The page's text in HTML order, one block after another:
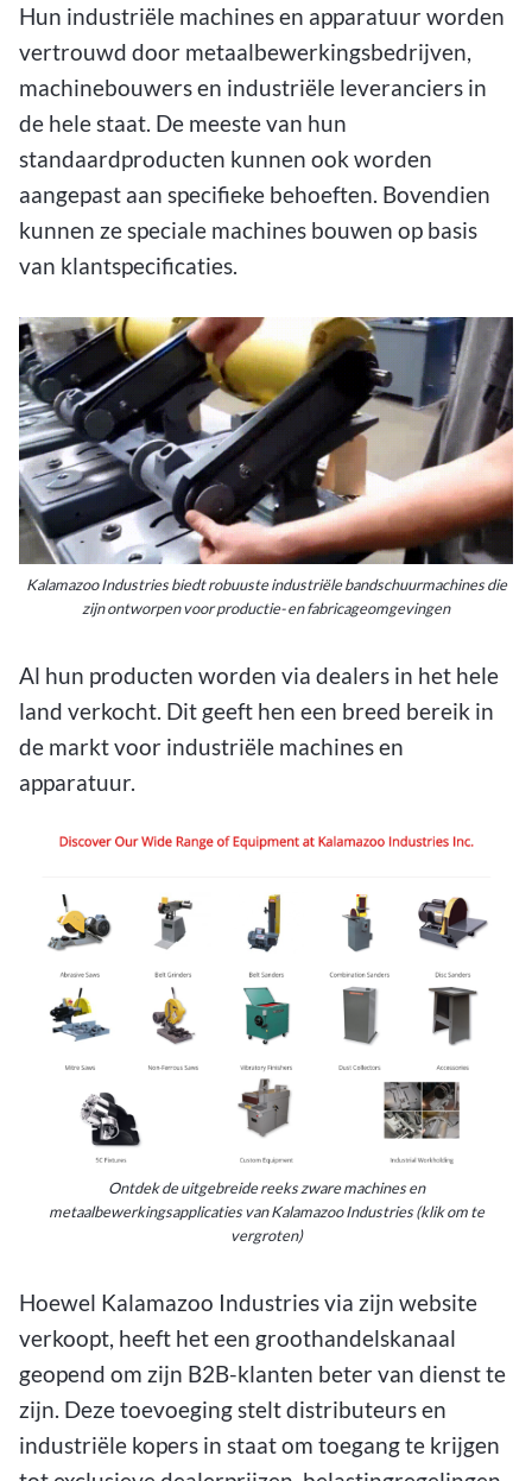
Hun industriële machines en apparatuur worden
vertrouwd door metaalbewerkingsbedrijven,
machinebouwers en industriële leveranciers in
de hele staat. De meeste van hun
standaardproducten kunnen ook worden
aangepast aan specifieke behoeften. Bovendien
kunnen ze speciale machines bouwen op basis
van klantspecificaties.
Kalamazoo Industries biedt robuuste industriële bandschuurmachines die
zijn ontworpen voor productie- en fabricageomgevingen
Al hun producten worden via dealers in het hele
land verkocht. Dit geeft hen een breed bereik in
de markt voor industriële machines en
apparatuur.
Ontdek de uitgebreide reeks zware machines en
metaalbewerkingsapplicaties van Kalamazoo Industries (klik om te
vergroten)
Hoewel Kalamazoo Industries via zijn website
verkoopt, heeft het een groothandelskanaal
geopend om zijn B2B-klanten beter van dienst te
zijn. Deze toevoeging stelt distributeurs en
industriële kopers in staat om toegang te krijgen